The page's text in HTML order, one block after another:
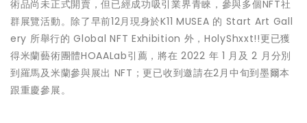
術品尚未正式開賣，但已經成功吸引業界青睞，參與多個NFT社
群展覽活動。除了早前12月現身於K11 MUSEA 的 Start Art Gall
ery 所舉行的 Global NFT Exhibition 外，HolyShxxt!!更已獲
得米蘭藝術團體HOAALab引薦，將在 2022 年 1 月及 2 月分別
到羅馬及米蘭參與展出 NFT；更已收到邀請在2月中旬到墨爾本
跟重慶參展。